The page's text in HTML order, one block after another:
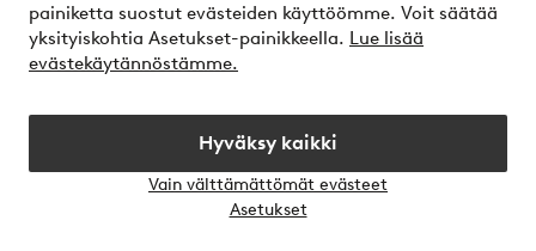
painiketta suostut evästeiden käyttöömme. Voit säätää
yksityiskohtia Asetukset-painikkeella. Lue lisää
evästekäytännöstämme.
Hyväksy kaikki
Vain välttämättömät evästeet
Asetukset